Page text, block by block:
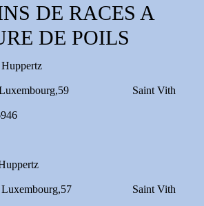
DE RACES A
DE POILS
Saint Vith
Huppertz
Luxembourg,57 Saint Vith